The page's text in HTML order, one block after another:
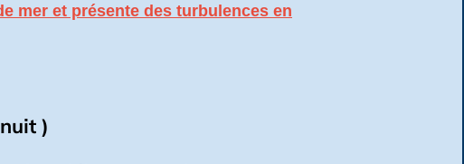
mer et présente des turbulences en
)